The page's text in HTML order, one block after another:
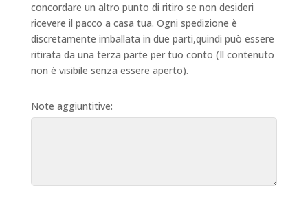
concordare un altro punto di ritiro se non desideri
ricevere il pacco a casa tua. Ogni spedizione è
discretamente imballata in due parti,quindi può essere
ritirata da una terza parte per tuo conto (Il contenuto
non è visibile senza essere aperto).
Note aggiuntitive: